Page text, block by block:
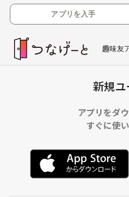
アプリを入手
趣味友
新規
アプリをダ
すぐに使